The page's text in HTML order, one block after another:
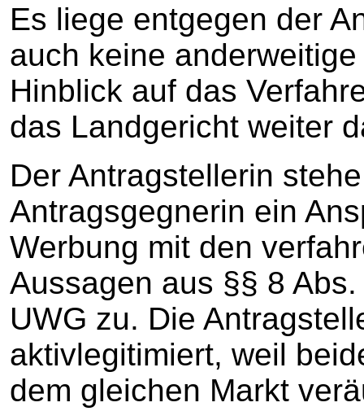
Es liege entgegen der
auch keine
Hinblick auf das
das Landgericht weiter
Der Antragstellerin
Antragsgegnerin ein
Werbung mit den
Aussagen aus §§ 8
UWG zu. Die
aktivlegitimiert, weil
dem gleichen Markt